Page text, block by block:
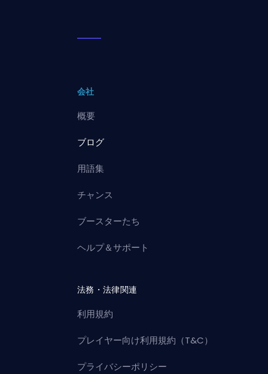
会社
概要
ブログ
用語集
チャンス
ブースターたち
ヘルプ＆サポート
法務・法律関連
利用規約
プレイヤー向け利用規約（T&C）
プライバシーポリシー